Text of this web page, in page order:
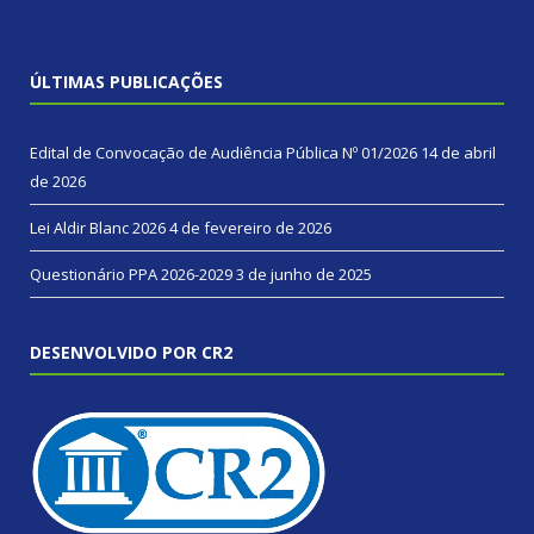
ÚLTIMAS PUBLICAÇÕES
Edital de Convocação de Audiência Pública Nº 01/2026 14 de abril
de 2026
Lei Aldir Blanc 20264 de fevereiro de 2026
Questionário PPA 2026-20293 de junho de 2025
DESENVOLVIDO POR CR2